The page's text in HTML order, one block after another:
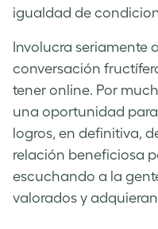
igualdad de
Involucra seriamente
conversación
tener online. Por
una oportunidad
logros, en definitiva,
relación beneficiosa
escuchando a la
valorados y